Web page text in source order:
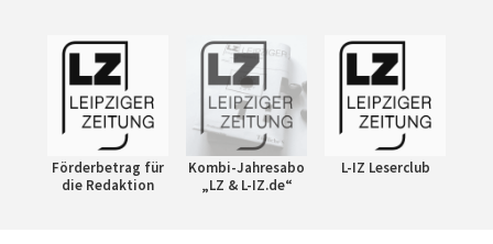
Förderbetrag für
die Redaktion
Kombi-Jahresabo
„LZ & L-IZ.de“
L-IZ Leserclub